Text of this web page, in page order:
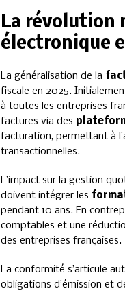
La révolution
électronique
La généralisation de la
fiscale en 2025.
à toutes les entreprises
factures via des
facturation, permettant à
transactionnelles.
L’impact sur la gestion
doivent intégrer les
pendant 10 ans. En
comptables et une
des entreprises françaises.
La conformité s’articule
obligations d’émission et